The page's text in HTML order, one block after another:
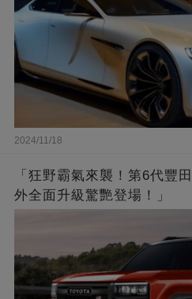
2024/11/18
「狂野霸氣來襲！第6代豐
外全面升級驚艷登場！」